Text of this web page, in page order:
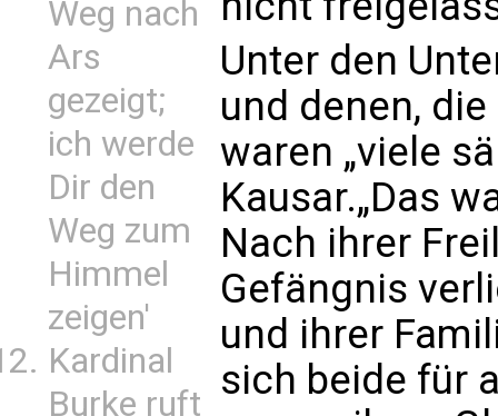
Weg nach
Ars
gezeigt;
ich werde
Dir den
Weg zum
Himmel
zeigen'
Kardinal
Burke ruft
Unter den
und denen,
waren „viele
Kausar.„Das
Nach ihrer
Gefängnis
und ihrer
sich beide für